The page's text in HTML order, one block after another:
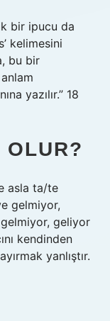
bir ipucu da
kelimesini
bu bir
yazılır.” 18
OLUR?
asla ta/te
gelmiyor,
geliyor
kendinden
yanlıştır.